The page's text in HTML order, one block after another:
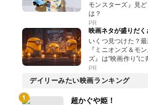
モンスターズ』見
は？
PR
映画ネタが盛りだく
いくつ見つけた？
『ミニオンズ＆モ
ズ』は“映画作り”に
PR
デイリーみたい映画ランキング
超かぐや姫！